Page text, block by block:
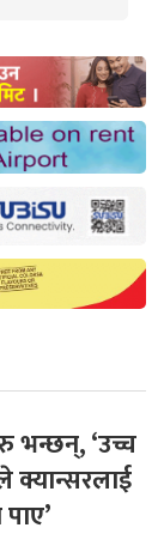
भन्छन्, ‘उच्च
क्यान्सरलाई